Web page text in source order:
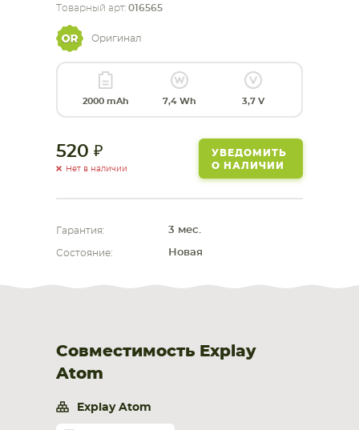
СМАРТФОНА
Товарный арт: 016565
Оригинал
2000 mAh 7,4 Wh 3,7 V
520
Нет в наличии
УВЕДОМИТЬ
О НАЛИЧИИ
Гарантия: 3 мес.
Состояние: Новая
Совместимость Explay
Atom
Explay Atom